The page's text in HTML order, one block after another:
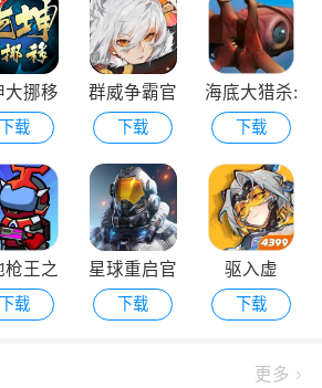
大挪移
最新版
下载
群威争霸官
网最新版
下载
海底大猎杀:
亚特兰蒂斯
下载
枪王之
战
下载
星球重启官
方下载安装
下载
驱入虚
空-2.1版本
下载
更多